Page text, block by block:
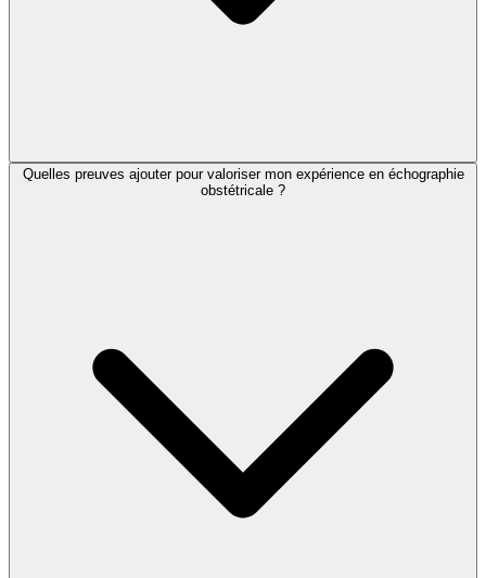
Quelles preuves ajouter pour valoriser mon expérience en échographie
obstétricale ?